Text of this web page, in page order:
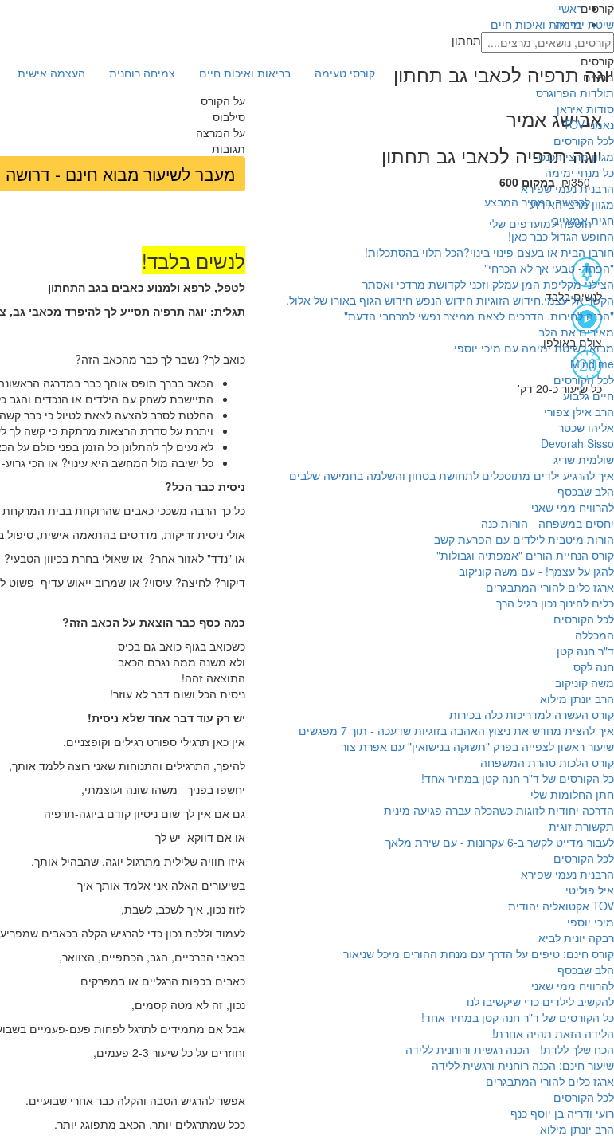
קורסים
שיטת ימימה
העצמה אישית צמיחה רוחנית בריאות ואיכות חיים קורסי טעימה
קורסים
מרצים
תולדות הפרוגרס
סודות איראן
נאמני TOV
לכל הקורסים
מגוון מרצי הכנס
כל מנחי ימימה
הרבנית נעמי שפירא
מגוון מרצי האירוע
חגית אמאייב
החופש הגדול כבר כאן!
חורבן הבית או בעצם פינוי בינוי?הכל תלוי בהסתכלות!
"הפחד- טבעי אך לא הכרחי"
הצילני מקליפת המן עמלק וזכני לקדושת מרדכי ואסתר
הקשר אל עצמי.חידוש הזוגיות חידוש הנפש חידוש הגוף באורו של אלול.
"הכנה לחירות. הדרכים לצאת ממיצר נפשי למרחבי הדעת"
מאירים את הלב
מבוא לשיטת ימימה עם מיכי יוספי
Mind me
לכל הקורסים
חיים גלבוע
הרב אילן צפורי
אליהו שכטר
Devorah Sisso
שולמית שריג
איך להרגיע ילדים מתוסכלים לתחושת בטחון והשלמה בחמישה שלבים
הלב שבכסף
להרוויח ממי שאני
יחסים במשפחה - הורות כנה
הורות מיטבית לילדים עם הפרעת קשב
קורס הנחיית הורים "אמפתיה וגבולות"
להגן על עצמך! - עם משה קוניקוב
ארגז כלים להורי המתבגרים
כלים לחינוך נכון בגיל הרך
לכל הקורסים
המכללה
ד"ר חנה קטן
חנה לקס
משה קוניקוב
הרב יונתן מילוא
קורס העשרה למדריכות כלה בכירות
איך להצית מחדש את ניצוץ האהבה בזוגיות שדעכה - תוך 7 מפגשים
שיעור ראשון לצפייה בפרק "תשוקה בנישואין" עם אפרת צור
קורס הלכות טהרת המשפחה
כל הקורסים של ד"ר חנה קטן במחיר אחד!
חתן החלומות שלי
הדרכה יחודית לזוגות כשהכלה עברה פגיעה מינית
תקשורת זוגית
לעבור מדייט לקשר ב-6 עקרונות - עם שירת מלאך
לכל הקורסים
הרבנית נעמי שפירא
איל פוליטי
TOV אקטואליה יהודית
מיכי יוספי
רבקה יונית לביא
קורס חינם: טיפים על הדרך עם מנחת ההורים מיכל שניאור
הלב שבכסף
להרוויח ממי שאני
להקשיב לילדים כדי שיקשיבו לנו
כל הקורסים של ד"ר חנה קטן במחיר אחד!
הלידה הזאת תהיה אחרת!
הכח שלך ללדת! - הכנה רגשית ורוחנית ללידה
שיעור חינם: הכנה רוחנית ורגשית ללידה
ארגז כלים להורי המתבגרים
לכל הקורסים
רועי ודריה בן יוסף כנף
הרב יונתן מילוא
ראשי
בריאות ואיכות חיים
יוגה תרפיה לכאבי גב תחתון
יוגה תרפיה לכאבי גב תחתון
על הקורס
סילבוס
על המרצה
תגובות
מעבר לשיעור מבוא חינם -
לנשים בלבד!
לטפל, לרפא ולמנוע כאבים בגב התחתון
תגלית: יוגה תרפיה תסייע לך להיפרד מכאבי גב,
כואב לך? נשבר לך כבר מהכאב הזה?
הכאב בברך תופס אותך כבר במדרגה
התיישבת לשחק עם הילדים או הנכדים והגב
החלטת לסרב להצעה לצאת לטיול כי כבר
ויתרת על סדרת הרצאות מרתקת כי קשה לך
לא נעים לך להתלונן כל הזמן בפני כולם על
כל ישיבה מול המחשב היא עינוי? או הכי
ניסית כבר הכל?
כל כך הרבה משככי כאבים שהרוקחת בבית המרקחת
אולי ניסית זריקות, מדרסים בהתאמה אישית, טיפול
או "נדד" לאזור אחר? או שאולי בחרת בכיוון הטבעי?
דיקור? לחיצה? עיסוי? או שמרוב ייאוש עדיף פשוט
כמה כסף כבר הוצאת על הכאב הזה?
כשכואב בגוף כואב גם בכיס
ולא משנה ממה נגרם הכאב
התוצאה זהה!
ניסית הכל ושום דבר לא עוזר!
יש רק עוד דבר אחד שלא ניסית!
אין כאן תרגילי ספורט רגילים וקופצניים.
להיפך, התרגילים והתנוחות שאני רוצה ללמד אותך,
יחשפו בפניך משהו שונה ועוצמתי,
גם אם אין לך שום ניסיון קודם ביוגה-תרפיה
או אם דווקא יש לך
איזו חוויה שלילית מתרגול יוגה, שהבהיל אותך.
בשיעורים האלה אני אלמד אותך איך
לזוז נכון, איך לשכב, לשבת,
לעמוד וללכת נכון כדי להרגיש הקלה בכאבים
בכאבי הברכיים, הגב, הכתפיים, הצוואר,
כאבים בכפות הרגליים או במפרקים
נכון, זה לא מטה קסמים,
אבל אם מתמידים לתרגל לפחות פעם-פעמיים
וחוזרים על כל שיעור 2-3 פעמים,
אפשר להרגיש הטבה והקלה כבר אחרי שבועיים.
ככל שמתרגלים יותר, הכאב מתפוגג יותר.
אבישג אמיר
יוגה תרפיה לכאבי גב תחתון
₪350 במקום 600
לרכישה במחיר המבצע
הוספה למועדפים שלי
לנשים בלבד
צולם באולפן
כל שיעור כ-20 דק'